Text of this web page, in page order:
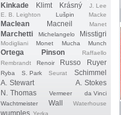
Kinkade Klimt Krásný
J. Lee
E. B. Leighton
Lušpin Macke
Maclean Macneil Manet
Marchetti Michelangelo Misstigri
Modigliani Monet Mucha Munch
Ortega Pinson
Raffaello
Rembrandt
Renoir Russo Ruyer
Ryba S. Park Seurat
Schimmel
A. Stewart
A. Stokes
N. Thomas
Vermeer
da Vinci
Wachtmeister
Wall Waterhouse
wumples Yerka